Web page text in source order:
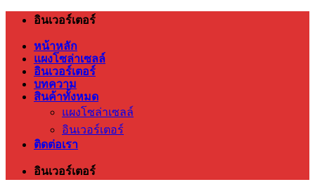
ข้าม
เนื้อหา
อินเวอร์เตอร์
หน้าหลัก
แผงโซล่าเซลล์
อินเวอร์เตอร์
บทความ
สินค้าทั้งหมด
แผงโซล่าเซลล์
อินเวอร์เตอร์
ติดต่อเรา
อินเวอร์เตอร์